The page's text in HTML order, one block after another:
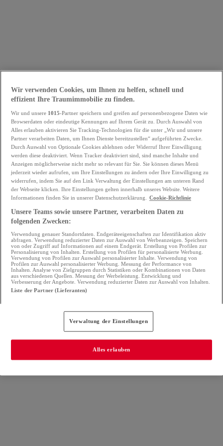
Wir verwenden Cookies, um Ihnen zu helfen, schnell und
effizient Ihre Traumimmobilie zu finden.
Wir und unsere 1015-Partner speichern und greifen auf personenbezogene Daten wie
Browserdaten oder eindeutige Kennungen auf Ihrem Gerät zu. Durch Auswahl von
Alles erlauben aktivieren Sie Tracking-Technologien für die unter „Wir und unsere
Partner verarbeiten Daten, um Ihnen Dienste bereitzustellen“ aufgeführten Zwecke.
Durch Auswahl von Optionale Cookies ablehnen oder Widerruf Ihrer Einwilligung
werden diese deaktiviert. Wenn Tracker deaktiviert sind, sind manche Inhalte und
Anzeigen möglicherweise nicht mehr so relevant für Sie. Sie können dieses Menü
jederzeit wieder aufrufen, um Ihre Einstellungen zu ändern oder Ihre Einwilligung zu
widerrufen, indem Sie auf den Link Verwaltung der Einstellungen am unteren Rand
der Webseite klicken. Ihre Einstellungen gelten innerhalb unseres Website. Weitere
Informationen finden Sie in unserer Datenschutzerklärung.
Cookie-Richtlinie
Unsere Teams sowie unsere Partner, verarbeiten Daten zu
folgenden Zwecken:
Verwendung genauer Standortdaten. Endgeräteeigenschaften zur Identifikation aktiv
abfragen. Verwendung reduzierter Daten zur Auswahl von Werbeanzeigen. Speichern
von oder Zugriff auf Informationen auf einem Endgerät. Erstellung von Profilen zur
Personalisierung von Inhalten. Erstellung von Profilen für personalisierte Werbung.
Verwendung von Profilen zur Auswahl personalisierter Inhalte. Verwendung von
Profilen zur Auswahl personalisierter Werbung. Messung der Performance von
Inhalten. Analyse von Zielgruppen durch Statistiken oder Kombinationen von Daten
aus verschiedenen Quellen. Messung der Werbeleistung. Entwicklung und
Verbesserung der Angebote. Verwendung reduzierter Daten zur Auswahl von Inhalten.
Liste der Partner (Lieferanten)
Verwaltung der Einstellungen
Alles erlauben